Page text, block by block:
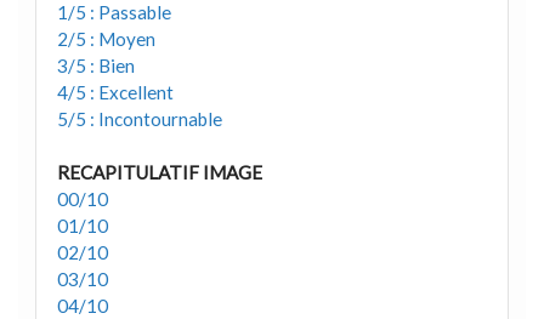
1/5 : Passable
2/5 : Moyen
3/5 : Bien
4/5 : Excellent
5/5 : Incontournable
RECAPITULATIF IMAGE
00/10
01/10
02/10
03/10
04/10